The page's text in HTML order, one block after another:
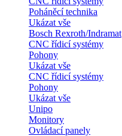
Poháněcí technika
Ukázat vše
Bosch Rexroth/Indramat
CNC řídicí systémy
Pohony
Ukázat vše
CNC řídicí systémy
Pohony
Ukázat vše
Unipo
Monitory
Ovládací panely